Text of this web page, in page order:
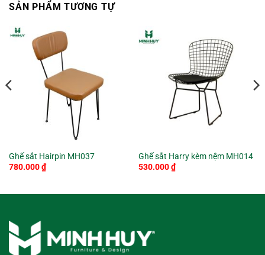
SẢN PHẨM TƯƠNG TỰ
Ghế sắt Hairpin MH037
780.000₫
Ghế sắt Harry kèm nệm MH014
530.000₫